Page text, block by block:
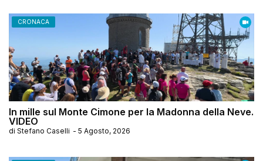
CRONACA
In mille sul Monte Cimone per la Madonna della Neve.
VIDEO
di Stefano Caselli - 5 Agosto, 2026